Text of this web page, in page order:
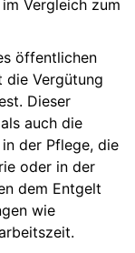
Vergleich zum
öffentlichen
die Vergütung
Dieser
auch die
der Pflege, die
oder in der
dem Entgelt
wie